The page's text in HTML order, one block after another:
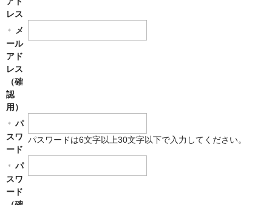
レス
＊
メ
ール
アド
レス
（確
認
用）
＊ パ
スワ
ード
パスワードは6文字以上30文字以下で入力してください。
＊ パ
スワ
ード